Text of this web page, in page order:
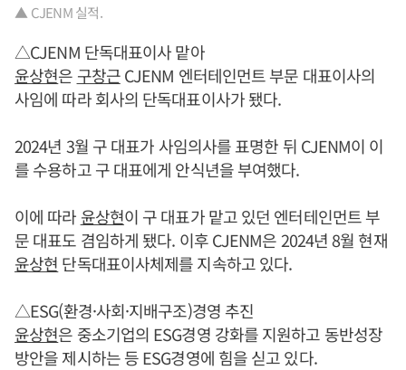
▲ CJENM 실적.
△CJENM 단독대표이사 맡아
윤상현은 구창근CJENM 엔터테인먼트 부문 대표이사의
사임에 따라 회사의 단독대표이사가 됐다.
2024년 3월 구 대표가 사임의사를 표명한 뒤 CJENM이 이
를 수용하고 구 대표에게 안식년을 부여했다.
이에 따라 윤상현이 구 대표가 맡고 있던 엔터테인먼트 부
문 대표도 겸임하게 됐다. 이후 CJENM은 2024년 8월 현재
윤상현 단독대표이사체제를 지속하고 있다.
△ESG(환경·사회·지배구조)경영 추진
윤상현은 중소기업의 ESG경영 강화를 지원하고 동반성장
방안을 제시하는 등 ESG경영에 힘을 싣고 있다.